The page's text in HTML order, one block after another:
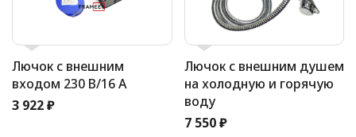
Лючок с внешним
входом 230 В/16 А
3 922 ₽
Лючок с внешним душем
на холодную и горячую
воду
7 550 ₽